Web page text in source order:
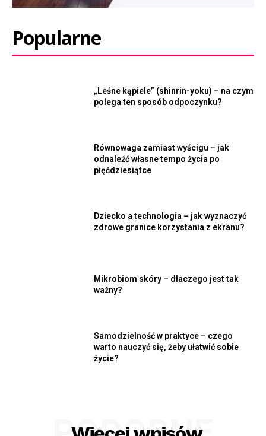
Popularne
„Leśne kąpiele” (shinrin-yoku) – na czym
polega ten sposób odpoczynku?
Równowaga zamiast wyścigu – jak
odnaleźć własne tempo życia po
pięćdziesiątce
Dziecko a technologia – jak wyznaczyć
zdrowe granice korzystania z ekranu?
Mikrobiom skóry – dlaczego jest tak
ważny?
Samodzielność w praktyce – czego
warto nauczyć się, żeby ułatwić sobie
życie?